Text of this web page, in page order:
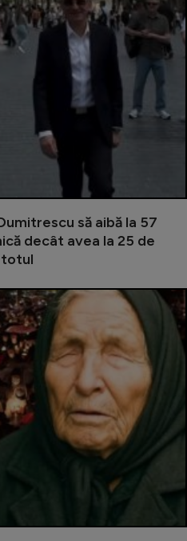
să aibă la 57
decât avea la 25 de
totul